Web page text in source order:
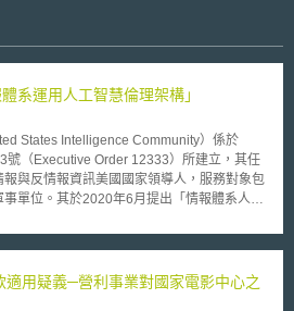
系運用人工智慧倫理架構」
States Intelligence Community）係於
號（Executive Order 12333）所建立，其任
與反情報資訊美國國家領導人，服務對象包
單位。其於2020年6月提出「情報體系人工
人工智慧系統與訓練資料、測試資料之採
用疑義─營利事業對國家電影中心之